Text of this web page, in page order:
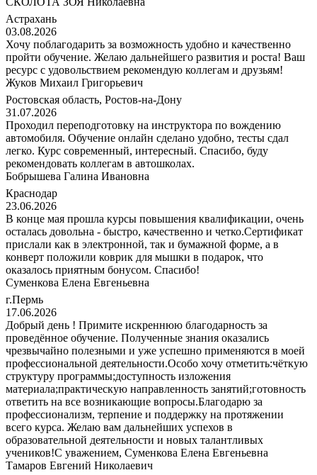
Астрахань
03.08.2026
Хочу поблагодарить за возможность удобно и качественно
пройти обучение. Желаю дальнейшего развития и роста! Ваш
ресурс с удовольствием рекомендую коллегам и друзьям!
Жуков Михаил Григорьевич
Ростовская область, Ростов-на-Дону
31.07.2026
Проходил переподготовку на инструктора по вождению
автомобиля. Обучение онлайн сделано удобно, тесты сдал
легко. Курс современный, интересный. Спасибо, буду
рекомендовать коллегам в автошколах.
Бобрышева Галина Ивановна
Краснодар
23.06.2026
В конце мая прошла курсы повышения квалификации, очень
осталась довольна - быстро, качественно и четко.Сертификат
прислали как в электронной, так и бумажной форме, а в
конверт положили коврик для мышки в подарок, что
оказалось приятным бонусом. Спасибо!
Суменкова Елена Евгеньевна
г.Пермь
17.06.2026
Добрый день ! Примите искреннюю благодарность за
проведённое обучение. Полученные знания оказались
чрезвычайно полезными и уже успешно применяются в моей
профессиональной деятельности.Особо хочу отметить:чёткую
структуру программы;доступность изложения
материала;практическую направленность занятий;готовность
ответить на все возникающие вопросы.Благодарю за
профессионализм, терпение и поддержку на протяжении
всего курса. Желаю вам дальнейших успехов в
образовательной деятельности и новых талантливых
учеников!С уважением, Суменкова Елена Евгеньевна
Тамаров Евгений Николаевич